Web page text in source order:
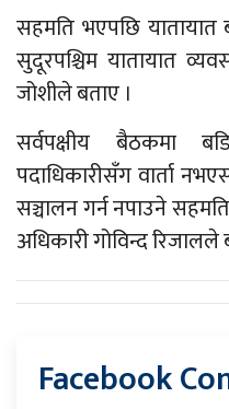
सहमति भएपछि यातायात
सुदूरपश्चिम यातायात
जोशीले बताए ।
सर्वपक्षीय बैठकमा
पदाधिकारीसँग वार्ता
सञ्चालन गर्न नपाउने
अधिकारी गोविन्द
Facebook